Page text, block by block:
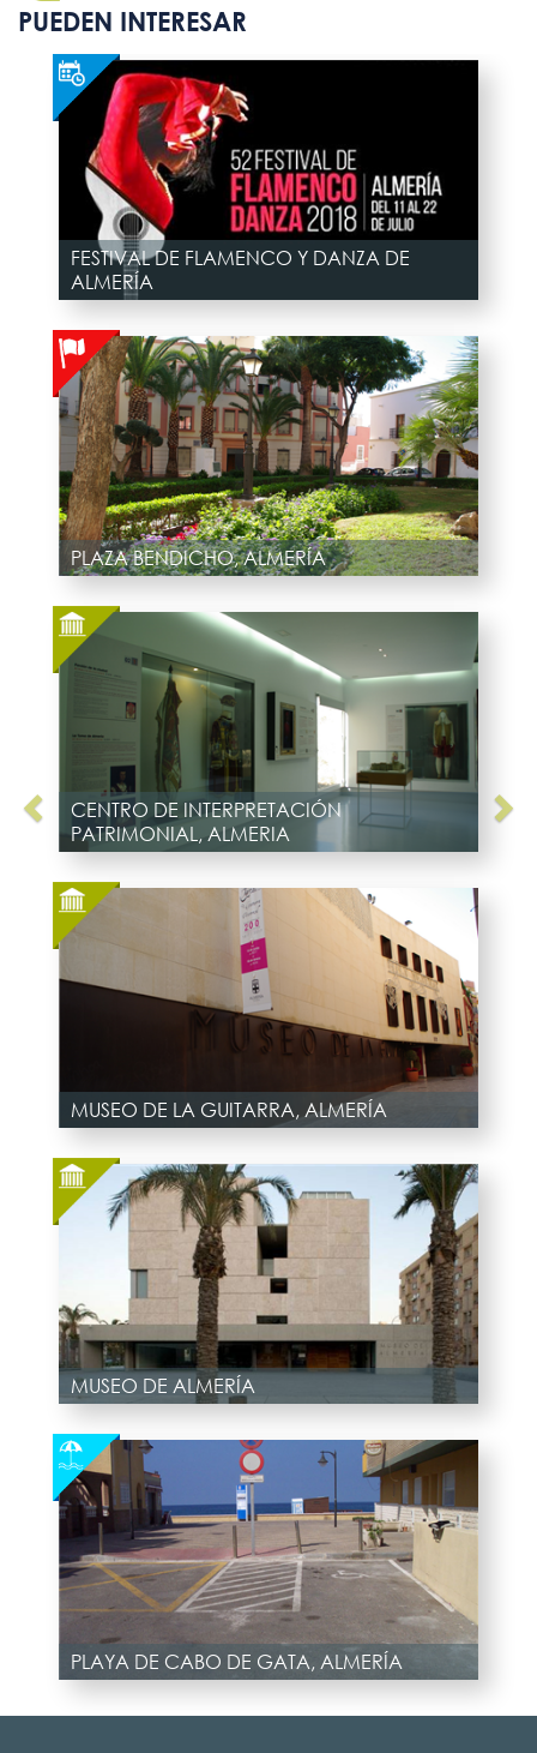
PUEDEN INTERESAR
FESTIVAL DE FLAMENCO Y DANZA DE
ALMERÍA
PLAZA BENDICHO, ALMERÍA
CENTRO DE INTERPRETACIÓN
PATRIMONIAL, ALMERIA
MUSEO DE LA GUITARRA, ALMERÍA
MUSEO DE ALMERÍA
PLAYA DE CABO DE GATA, ALMERÍA